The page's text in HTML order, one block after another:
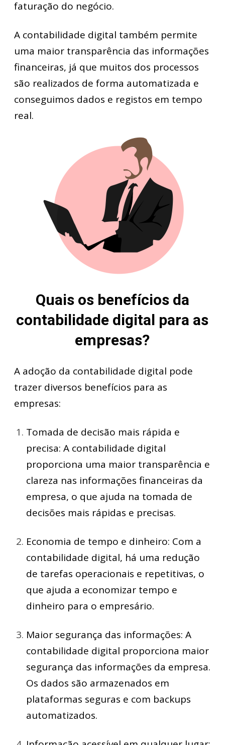
faturação do negócio.
A contabilidade digital também permite
uma maior transparência das informações
financeiras, já que muitos dos processos
são realizados de forma automatizada e
conseguimos dados e registos em tempo
real.
Quais os benefícios da
contabilidade digital para as
empresas?
A adoção da contabilidade digital pode
trazer diversos benefícios para as
empresas:
Tomada de decisão mais rápida e
precisa: A contabilidade digital
proporciona uma maior transparência e
clareza nas informações financeiras da
empresa, o que ajuda na tomada de
decisões mais rápidas e precisas.
Economia de tempo e dinheiro: Com a
contabilidade digital, há uma redução
de tarefas operacionais e repetitivas, o
que ajuda a economizar tempo e
dinheiro para o empresário.
Maior segurança das informações: A
contabilidade digital proporciona maior
segurança das informações da empresa.
Os dados são armazenados em
plataformas seguras e com backups
automatizados.